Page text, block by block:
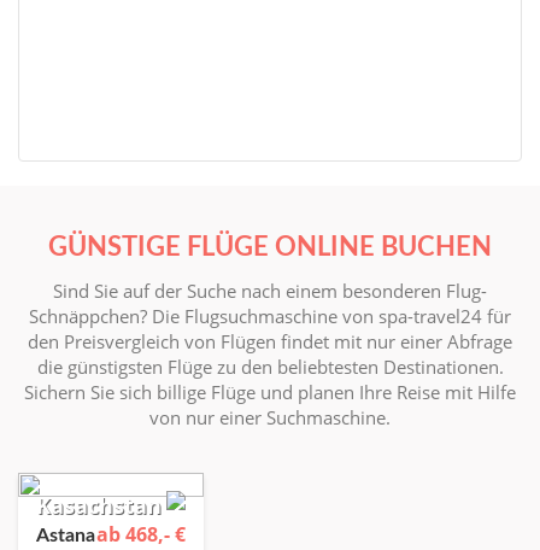
GÜNSTIGE FLÜGE ONLINE BUCHEN
Sind Sie auf der Suche nach einem besonderen Flug-
Schnäppchen? Die Flugsuchmaschine von spa-travel24 für
den Preisvergleich von Flügen findet mit nur einer Abfrage
die günstigsten Flüge zu den beliebtesten Destinationen.
Sichern Sie sich billige Flüge und planen Ihre Reise mit Hilfe
von nur einer Suchmaschine.
Kasachstan
Astanaab 468,- €